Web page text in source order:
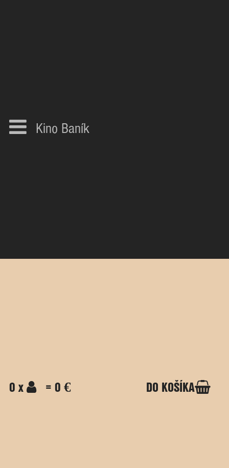
Kino Baník
0 x = 0 € DO KOŠÍKA